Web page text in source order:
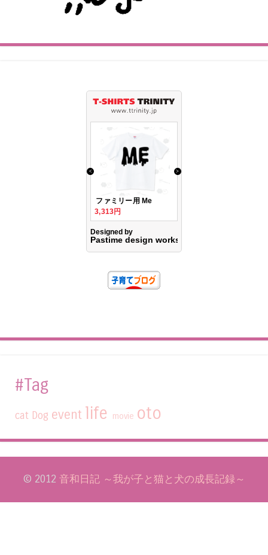
#Tag
cat Dog event life movie oto
© 2012 音和日記 ～我が子と猫と犬の成長記録～